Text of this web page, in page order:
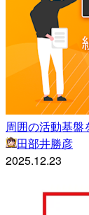
周囲の活動基盤
田部井勝彦
2025.12.23